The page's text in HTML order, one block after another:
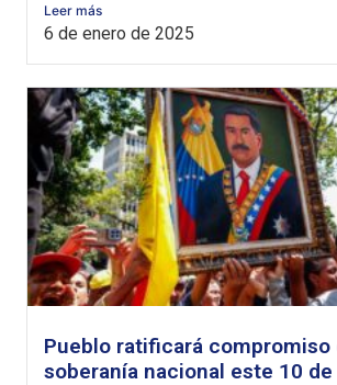
Leer más
6 de enero de 2025
Pueblo ratificará compromiso
soberanía nacional este 10